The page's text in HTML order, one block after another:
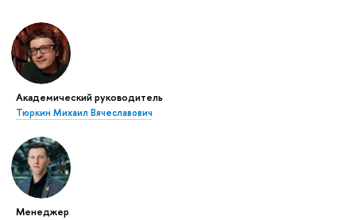
Академический руководитель
Тюркин Михаил Вячеславович
Менеджер